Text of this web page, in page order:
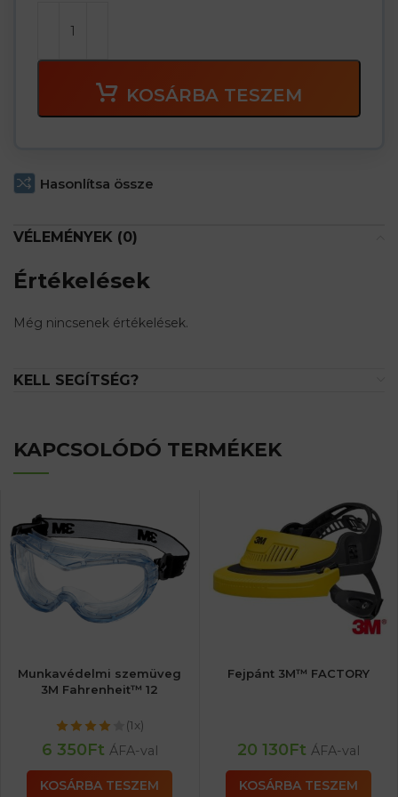
KOSÁRBA TESZEM
Hasonlítsa össze
VÉLEMÉNYEK (0)
Értékelések
Még nincsenek értékelések.
KELL SEGÍTSÉG?
KAPCSOLÓDÓ TERMÉKEK
Munkavédelmi szemüveg
3M Fahrenheit™ 12
(1x)
6 350Ft ÁFA-val
KOSÁRBA TESZEM
Fejpánt 3M™ FACTORY
20 130Ft ÁFA-val
KOSÁRBA TESZEM